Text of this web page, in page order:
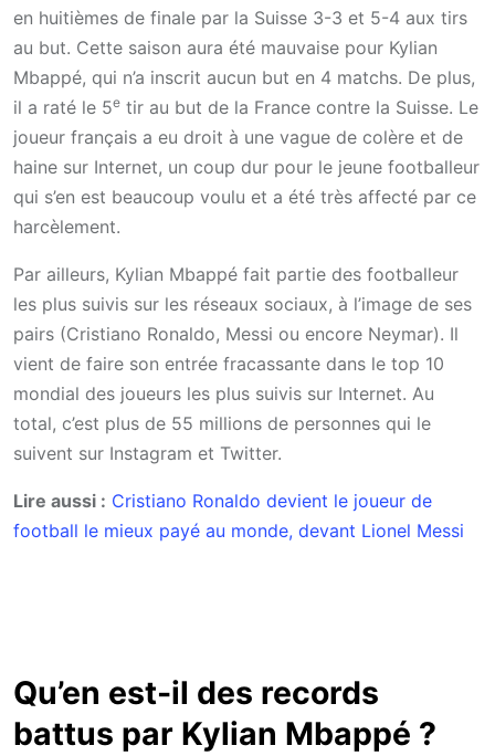
en huitièmes de finale par la Suisse 3-3 et 5-4 aux tirs
au but. Cette saison aura été mauvaise pour Kylian
Mbappé, qui n’a inscrit aucun but en 4 matchs. De plus,
il a raté le 5e tir au but de la France contre la Suisse. Le
joueur français a eu droit à une vague de colère et de
haine sur Internet, un coup dur pour le jeune footballeur
qui s’en est beaucoup voulu et a été très affecté par ce
harcèlement.
Par ailleurs, Kylian Mbappé fait partie des footballeur
les plus suivis sur les réseaux sociaux, à l’image de ses
pairs (Cristiano Ronaldo, Messi ou encore Neymar). Il
vient de faire son entrée fracassante dans le top 10
mondial des joueurs les plus suivis sur Internet. Au
total, c’est plus de 55 millions de personnes qui le
suivent sur Instagram et Twitter.
Lire aussi : Cristiano Ronaldo devient le joueur de
football le mieux payé au monde, devant Lionel Messi
Qu’en est-il des records
battus par Kylian Mbappé ?